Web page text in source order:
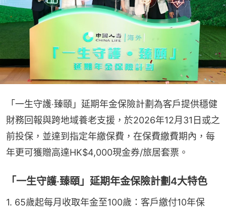
「一生守護‧臻頤」延期年金保險計劃為客戶提供穩健
財務回報與跨地域養老支援，於2026年12月31日或之
前投保，並達到指定年繳保費，在保費繳費期內，每
年更可獲贈高達HK$4,000現金券/旅居套票。
「一生守護‧臻頤」延期年金保險計劃4大特色
1. 65歲起每月收取年金至100歲：客戶繳付10年保